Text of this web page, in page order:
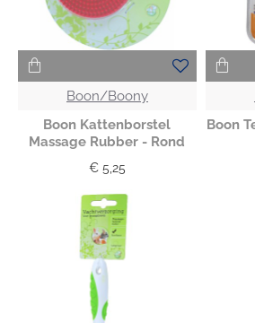
Boon/Boony
Boon Kattenborstel
Massage Rubber - Rond
€ 5,25
Boon